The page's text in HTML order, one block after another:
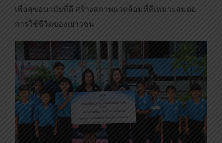
เพื่อสุขอนามัยที่ดี สร้างสภาพแวดล้อมที่ดีเหมาะสมต่อ
การใช้ชีวิตของเยาวชน